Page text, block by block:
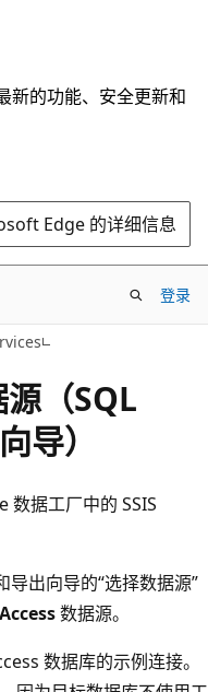
的功能、安全更新和
Edge 的详细信息
登录
（SQL
导）
数据工厂中的 SSIS
出向导的“选择数据源”
数据源。
数据库的示例连接。